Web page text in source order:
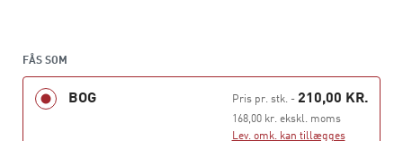
Bogen kan læses i sin helhed eller bruges som
opslagsværk af alle med interesse for Tyrkiets politiske
FÅS SOM
BOG Pris pr. stk.- 210,00 KR.
168,00 kr. ekskl. moms
Lev. omk. kan tillægges